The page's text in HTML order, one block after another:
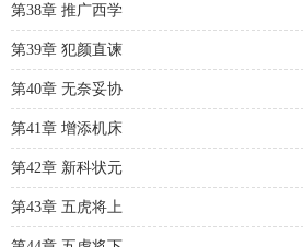
第38章 推广西学
第39章 犯颜直谏
第40章 无奈妥协
第41章 增添机床
第42章 新科状元
第43章 五虎将上